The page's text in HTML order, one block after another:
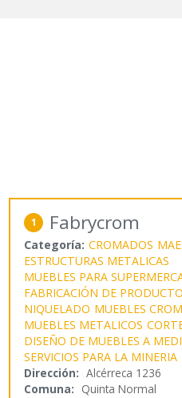
1 Fabrycrom
Categoría: CROMADOS
ESTRUCTURAS METALICAS
MUEBLES PARA
FABRICACIÓN DE
NIQUELADO MUEBLES
MUEBLES METALICOS
DISEÑO DE MUEBLES A
SERVICIOS PARA LA MINERIA
Dirección: Alcérreca 1236
Comuna: Quinta Normal